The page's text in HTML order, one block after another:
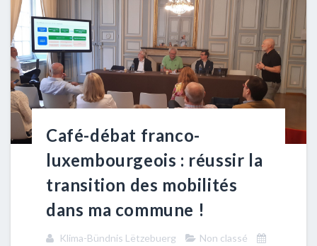
Café-débat franco-
luxembourgeois : réussir la
transition des mobilités
dans ma commune !
Klima-Bündnis Lëtzebuerg
Non classé